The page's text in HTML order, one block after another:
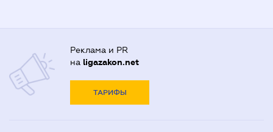
Реклама и PR
на ligazakon.net
ТАРИФЫ